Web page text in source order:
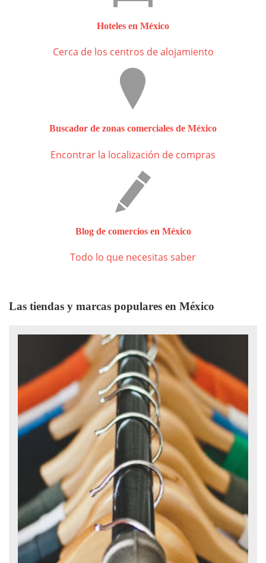
Hoteles en México
Cerca de los centros de alojamiento
Buscador de zonas comerciales de México
Encontrar la localización de compras
Blog de comercios en México
Todo lo que necesitas saber
Las tiendas y marcas populares en México